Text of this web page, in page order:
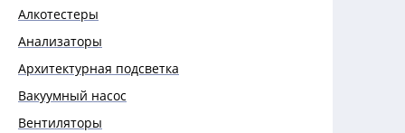
Алкотестеры
Анализаторы
Архитектурная подсветка
Вакуумный насос
Вентиляторы